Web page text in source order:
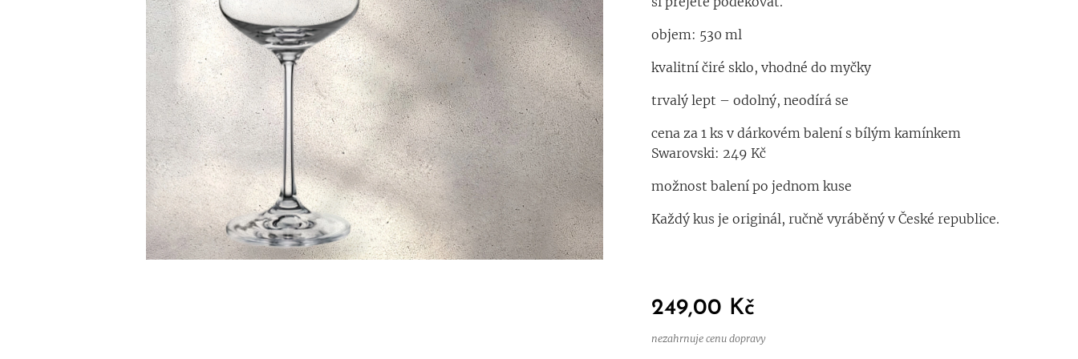
objem: 530 ml
kvalitní čiré sklo, vhodné do myčky
trvalý lept – odolný, neodírá se
cena za 1 ks v dárkovém balení s bílým kamínkem
Swarovski: 249 Kč
možnost balení po jednom kuse
Každý kus je originál, ručně vyráběný v České republice.
249,00 Kč
nezahrnuje cenu dopravy